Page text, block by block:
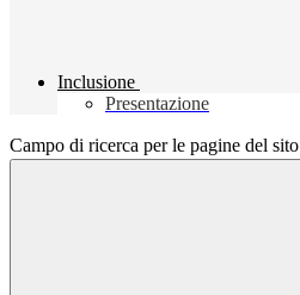
Inclusione
Presentazione
Campo di ricerca per le pagine del sito